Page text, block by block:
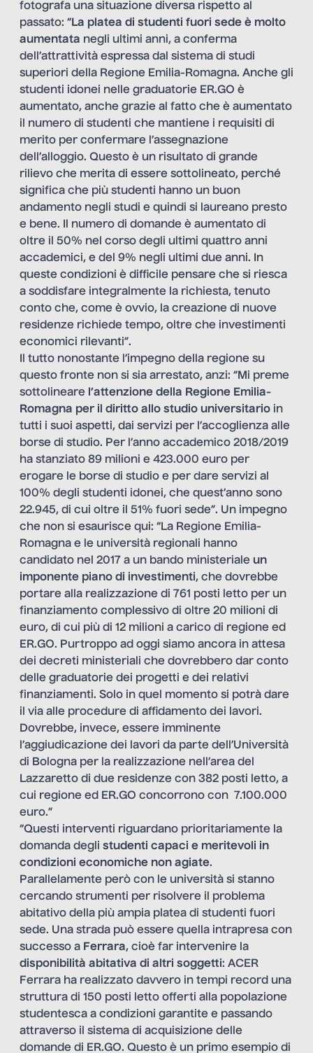
fotografa una situazione diversa rispetto al
passato: “La platea di studenti fuori sede è molto
aumentata negli ultimi anni, a conferma
dell’attrattività espressa dal sistema di studi
superiori della Regione Emilia-Romagna. Anche gli
studenti idonei nelle graduatorie ER.GO è
aumentato, anche grazie al fatto che è aumentato
il numero di studenti che mantiene i requisiti di
merito per confermare l’assegnazione
dell’alloggio. Questo è un risultato di grande
rilievo che merita di essere sottolineato, perché
significa che più studenti hanno un buon
andamento negli studi e quindi si laureano presto
e bene. Il numero di domande è aumentato di
oltre il 50% nel corso degli ultimi quattro anni
accademici, e del 9% negli ultimi due anni. In
queste condizioni è difficile pensare che si riesca
a soddisfare integralmente la richiesta, tenuto
conto che, come è ovvio, la creazione di nuove
residenze richiede tempo, oltre che investimenti
economici rilevanti”.
Il tutto nonostante l’impegno della regione su
questo fronte non si sia arrestato, anzi: “Mi preme
sottolineare l’attenzione della Regione Emilia-
Romagna per il diritto allo studio universitario in
tutti i suoi aspetti, dai servizi per l’accoglienza alle
borse di studio. Per l’anno accademico 2018/2019
ha stanziato 89 milioni e 423.000 euro per
erogare le borse di studio e per dare servizi al
100% degli studenti idonei, che quest’anno sono
22.945, di cui oltre il 51% fuori sede”. Un impegno
che non si esaurisce qui: “La Regione Emilia-
Romagna e le università regionali hanno
candidato nel 2017 a un bando ministeriale un
imponente piano di investimenti, che dovrebbe
portare alla realizzazione di 761 posti letto per un
finanziamento complessivo di oltre 20 milioni di
euro, di cui più di 12 milioni a carico di regione ed
ER.GO. Purtroppo ad oggi siamo ancora in attesa
dei decreti ministeriali che dovrebbero dar conto
delle graduatorie dei progetti e dei relativi
finanziamenti. Solo in quel momento si potrà dare
il via alle procedure di affidamento dei lavori.
Dovrebbe, invece, essere imminente
l’aggiudicazione dei lavori da parte dell’Università
di Bologna per la realizzazione nell’area del
Lazzaretto di due residenze con 382 posti letto, a
cui regione ed ER.GO concorrono con 7.100.000
euro.”
“Questi interventi riguardano prioritariamente la
domanda degli studenti capaci e meritevoli in
condizioni economiche non agiate.
Parallelamente però con le università si stanno
cercando strumenti per risolvere il problema
abitativo della più ampia platea di studenti fuori
sede. Una strada può essere quella intrapresa con
successo a Ferrara, cioè far intervenire la
disponibilità abitativa di altri soggetti: ACER
Ferrara ha realizzato davvero in tempi record una
struttura di 150 posti letto offerti alla popolazione
studentesca a condizioni garantite e passando
attraverso il sistema di acquisizione delle
domande di ER.GO. Questo è un primo esempio di